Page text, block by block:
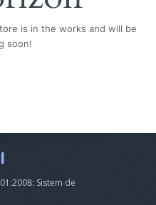
is in the works and will be
soon!
Sistem de